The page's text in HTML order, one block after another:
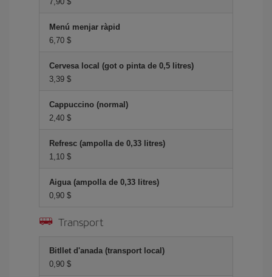
Menú menjar ràpid
6,70 $
Cervesa local (got o pinta de 0,5 litres)
3,39 $
Cappuccino (normal)
2,40 $
Refresc (ampolla de 0,33 litres)
1,10 $
Aigua (ampolla de 0,33 litres)
0,90 $
Transport
Bitllet d'anada (transport local)
0,90 $